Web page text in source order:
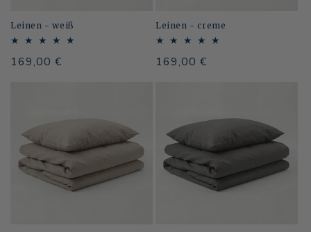
Leinen - weiß
Normaler
169,00 €
Leinen - creme
Normaler
169,00 €